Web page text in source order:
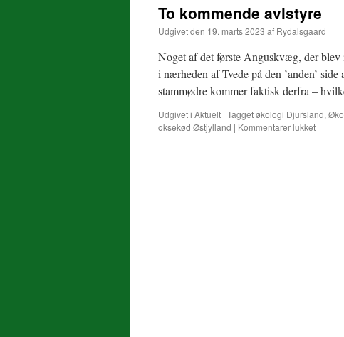
To kommende avlstyre
Udgivet den 19. marts 2023 af Rydalsgaard
Noget af det første Anguskvæg, der
i nærheden af Tvede på den ’anden’
stammødre kommer faktisk derfra –
Udgivet i Aktuelt | Taggetøkologi Djursland,
oksekød Østjylland | Kommentarer lukket